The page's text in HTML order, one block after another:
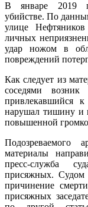
В январе 2019
убийстве. По
улице
личных
удар ножом в
повреждений
Как следует из
соседями
привлекавшийся к
нарушал тишину и
повышенной
Подозреваемого
материалы
пресс-служба
присяжных. Судом
причинение
присяжных